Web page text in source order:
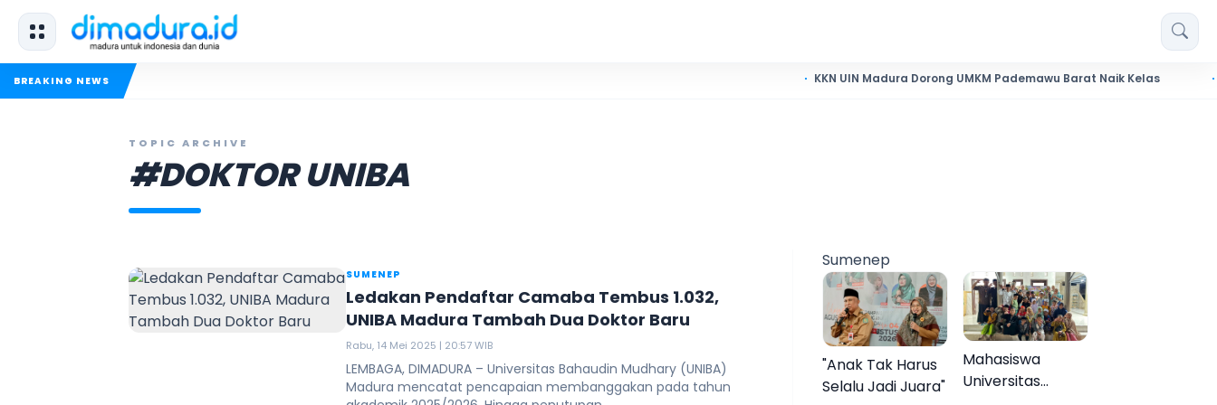
BREAKING NEWS KKN UIN Madura Dorong UMKM Pademawu Barat Naik Kelas
TOPIC ARCHIVE
#DOKTOR UNIBA
SUMENEP
Ledakan Pendaftar Camaba Tembus 1.032,
UNIBA Madura Tambah Dua Doktor Baru
Rabu, 14 Mei 2025 | 20:57 WIB
LEMBAGA, DIMADURA – Universitas Bahaudin Mudhary (UNIBA)
Madura mencatat pencapaian membanggakan pada tahun
Sumenep
"Anak Tak Harus
Selalu Jadi Juara"
Mahasiswa
Universitas